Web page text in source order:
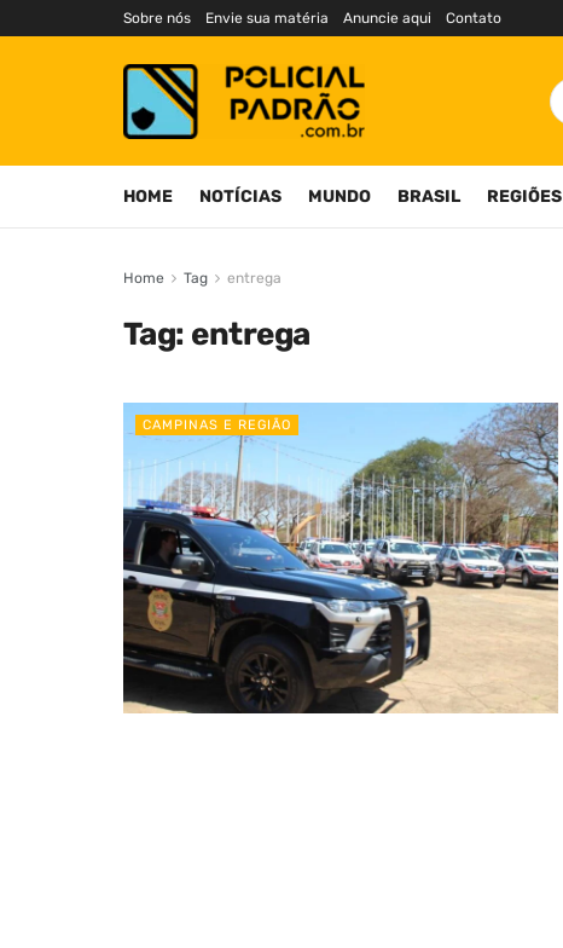
Sobre nós Envie sua matéria Anuncie aqui Contato
HOME NOTÍCIAS MUNDO BRASIL REGIÕES
Home Tag entrega
Tag: entrega
CAMPINAS E REGIÃO